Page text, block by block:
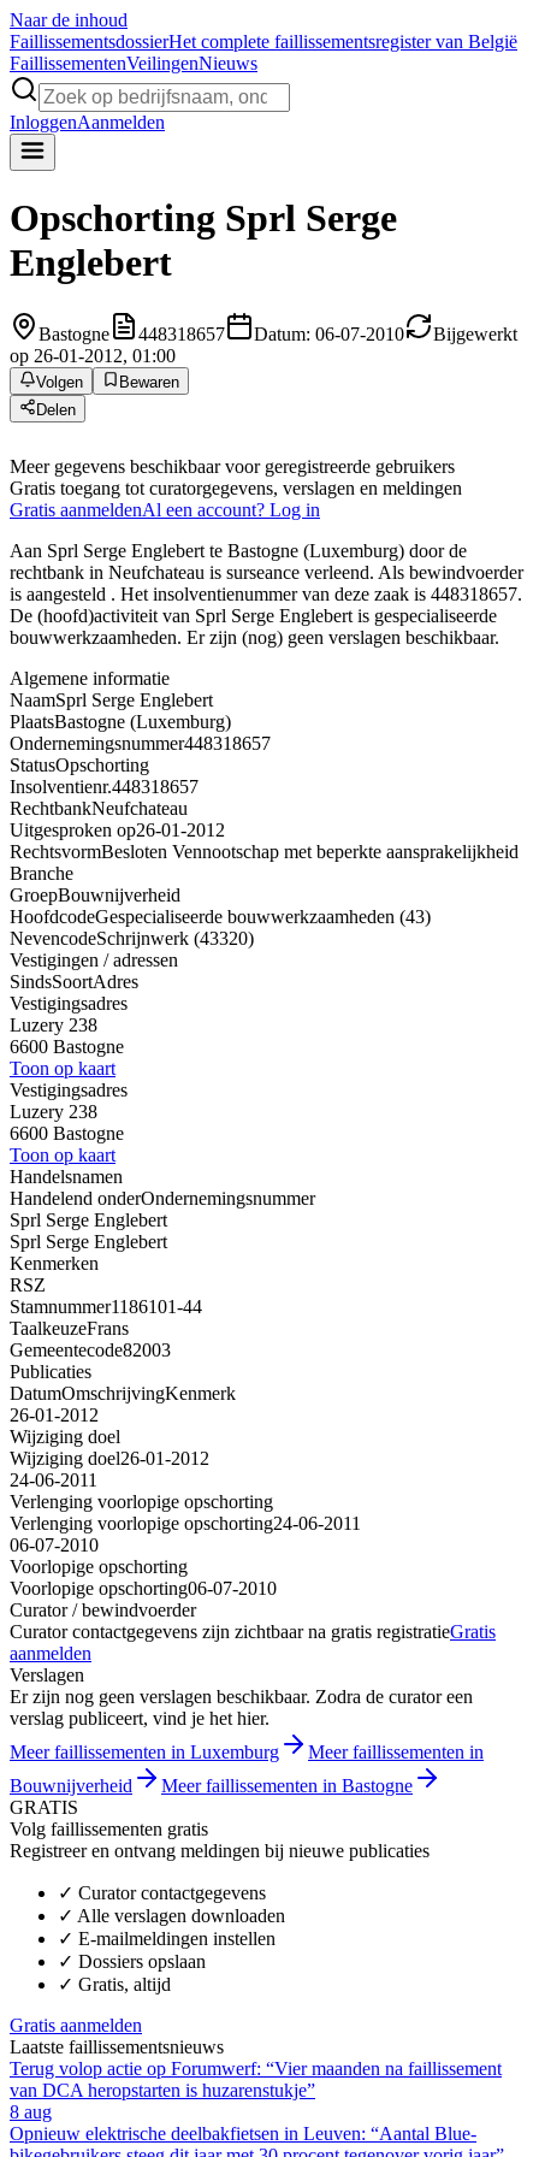
Naar de inhoud
FaillissementsdossierHet complete faillissementsregister van België
FaillissementenVeilingenNieuws
InloggenAanmelden
Opschorting Sprl Serge
Englebert
Bastogne 448318657 Datum: 06-07-2010
Bijgewerkt
op 26-01-2012, 01:00
Volgen
Bewaren
Delen
Meer gegevens beschikbaar voor geregistreerde gebruikers
Gratis toegang tot curatorgegevens, verslagen en meldingen
Gratis aanmeldenAl een account? Log in
Aan Sprl Serge Englebert te Bastogne (Luxemburg) door de
rechtbank in Neufchateau is surseance verleend. Als bewindvoerder
is aangesteld . Het insolventienummer van deze zaak is 448318657.
De (hoofd)activiteit van Sprl Serge Englebert is gespecialiseerde
bouwwerkzaamheden. Er zijn (nog) geen verslagen beschikbaar.
Algemene informatie
NaamSprl Serge Englebert
PlaatsBastogne (Luxemburg)
Ondernemingsnummer448318657
StatusOpschorting
Insolventienr.448318657
RechtbankNeufchateau
Uitgesproken op26-01-2012
RechtsvormBesloten Vennootschap met beperkte aansprakelijkheid
Branche
GroepBouwnijverheid
HoofdcodeGespecialiseerde bouwwerkzaamheden (43)
NevencodeSchrijnwerk (43320)
Vestigingen / adressen
SindsSoortAdres
Vestigingsadres
Luzery 238
6600 Bastogne
Toon op kaart
Vestigingsadres
Luzery 238
6600 Bastogne
Toon op kaart
Handelsnamen
Handelend onderOndernemingsnummer
Sprl Serge Englebert
Sprl Serge Englebert
Kenmerken
RSZ
Stamnummer1186101-44
TaalkeuzeFrans
Gemeentecode82003
Publicaties
DatumOmschrijvingKenmerk
26-01-2012
Wijziging doel
Wijziging doel26-01-2012
24-06-2011
Verlenging voorlopige opschorting
Verlenging voorlopige opschorting24-06-2011
06-07-2010
Voorlopige opschorting
Voorlopige opschorting06-07-2010
Curator / bewindvoerder
Curator contactgegevens zijn zichtbaar na gratis registratieGratis
aanmelden
Verslagen
Er zijn nog geen verslagen beschikbaar. Zodra de curator een
verslag publiceert, vind je het hier.
Meer faillissementen in Luxemburg
Meer faillissementen in
Bouwnijverheid
Meer faillissementen in Bastogne
GRATIS
Volg faillissementen gratis
Registreer en ontvang meldingen bij nieuwe publicaties
✓ Curator contactgegevens
✓ Alle verslagen downloaden
✓ E-mailmeldingen instellen
✓ Dossiers opslaan
✓ Gratis, altijd
Gratis aanmelden
Laatste faillissementsnieuws
Terug volop actie op Forumwerf: “Vier maanden na faillissement
van DCA heropstarten is huzarenstukje”
8 aug
Opnieuw elektrische deelbakfietsen in Leuven: “Aantal Blue-